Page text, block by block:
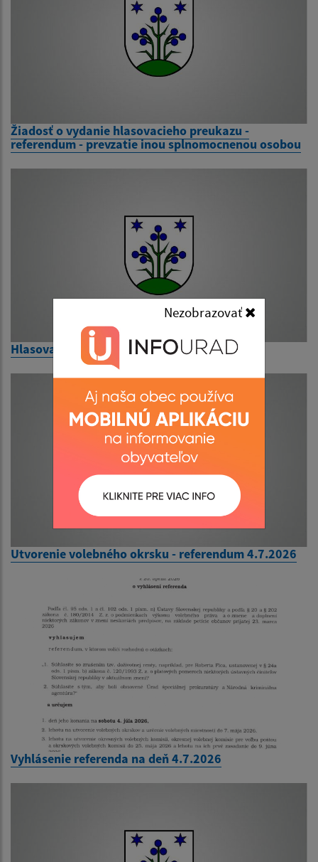
Žiadosť o vydanie hlasovacieho preukazu -
referendum - prevzatie inou splnomocnenou osobou
Hlasovací preukaz - referendum - informácie
Utvorenie volebného okrsku - referendum 4.7.2026
Vyhlásenie referenda na deň 4.7.2026
Nezobrazovať